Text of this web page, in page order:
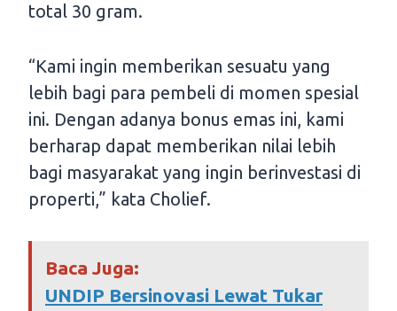
total 30 gram.
“Kami ingin memberikan sesuatu yang
lebih bagi para pembeli di momen spesial
ini. Dengan adanya bonus emas ini, kami
berharap dapat memberikan nilai lebih
bagi masyarakat yang ingin berinvestasi di
properti,” kata Cholief.
Baca Juga:
UNDIP Bersinovasi Lewat Tukar